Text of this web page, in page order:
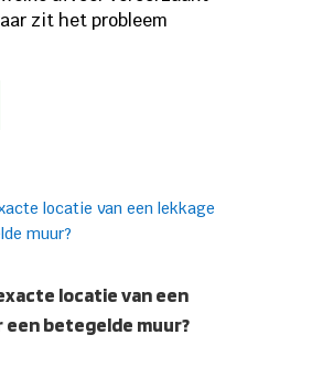
zit het probleem
locatie van een
betegelde muur?